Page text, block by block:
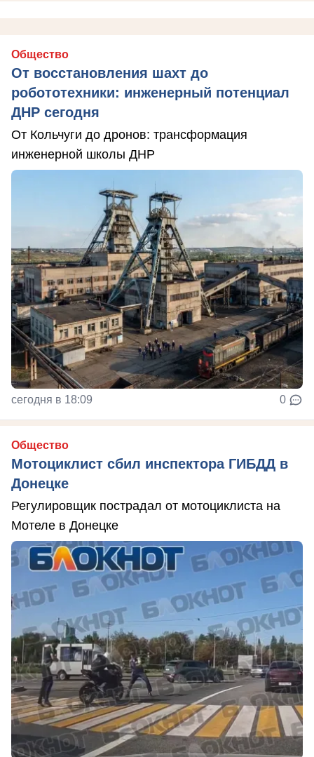
Общество
От восстановления шахт до
робототехники: инженерный потенциал
ДНР сегодня
От Кольчуги до дронов: трансформация
инженерной школы ДНР
сегодня в 18:09 0
Общество
Мотоциклист сбил инспектора ГИБДД в
Донецке
Регулировщик пострадал от мотоциклиста на
Мотеле в Донецке